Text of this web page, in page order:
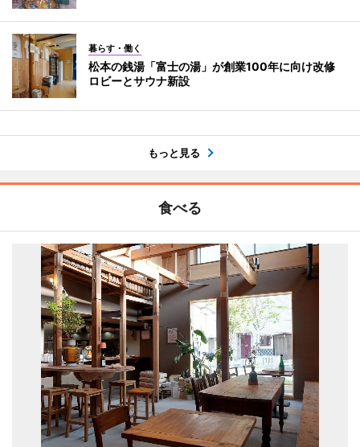
暮らす・働く
松本の銭湯「富士の湯」が創業100年に向け改修
ロビーとサウナ新設
もっと見る
食べる